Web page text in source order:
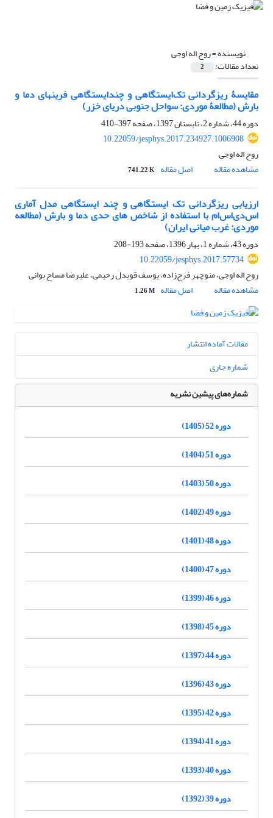
نویسنده =روح اله اوجی
تعداد مقالات: 2
مقایسۀ ریزگردانی تک‌ایستگاهی و چندایستگاهی فرین‎های دما و
بارش (مطالعۀ موردی: سواحل جنوبی دریای خزر)
دوره 44، شماره 2، تابستان 1397، صفحه
397-410
10.22059/jesphys.2017.234927.1006908
روح اله اوجی
مشاهده مقاله
اصل مقاله 741.22 K
ارزیابی ریزگردانی تک ایستگاهی و چند ایستگاهی مدل آماری
اس‌دی‌اس‌ام با استفاده از شاخص های حدی دما و بارش (مطالعه
موردی: غرب میانی ایران)
دوره 43، شماره 1، بهار 1396، صفحه
193-208
10.22059/jesphys.2017.57734
روح اله اوجی، منوچهر فرج‌زاده، یوسف قویدل رحیمی، علیرضا مساح بوانی
مشاهده مقاله
اصل مقاله 1.26 M
مقالات آماده انتشار
شماره جاری
شماره‌های پیشین نشریه
دوره 52 (1405)
دوره 51 (1404)
دوره 50 (1403)
دوره 49 (1402)
دوره 48 (1401)
دوره 47 (1400)
دوره 46 (1399)
دوره 45 (1398)
دوره 44 (1397)
دوره 43 (1396)
دوره 42 (1395)
دوره 41 (1394)
دوره 40 (1393)
دوره 39 (1392)